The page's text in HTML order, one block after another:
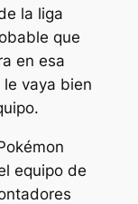
la liga
que
en esa
vaya bien
equipo de